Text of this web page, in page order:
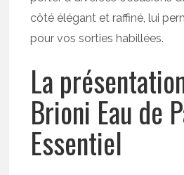
côté élégant et raffiné, lui
pour vos sorties habillées.
La
Brioni Eau de
Essentiel